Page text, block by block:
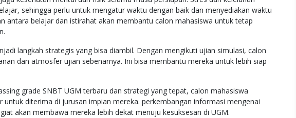
sehingga perlu untuk mengatur waktu dengan baik dan menyediakan waktu
antara belajar dan istirahat akan membantu calon mahasiswa untuk tetap
langkah strategis yang bisa diambil. Dengan mengikuti ujian simulasi, calon
dan atmosfer ujian sebenarnya. Ini bisa membantu mereka untuk lebih siap
grade SNBT UGM terbaru dan strategi yang tepat, calon mahasiswa
untuk diterima di jurusan impian mereka. perkembangan informasi mengenai
akan membawa mereka lebih dekat menuju kesuksesan di UGM.